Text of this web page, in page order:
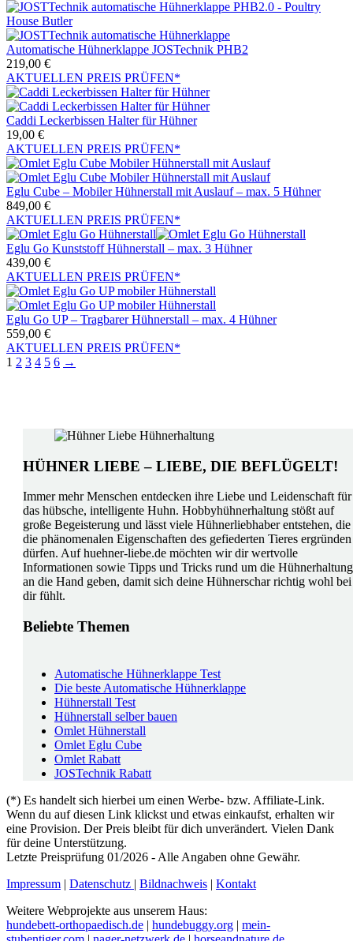
Automatische Hühnerklappe JOSTechnik PHB2
219,00 €
AKTUELLEN PREIS PRÜFEN*
Caddi Leckerbissen Halter für Hühner
19,00 €
AKTUELLEN PREIS PRÜFEN*
Eglu Cube – Mobiler Hühnerstall mit Auslauf – max. 5 Hühner
849,00 €
AKTUELLEN PREIS PRÜFEN*
Eglu Go Kunststoff Hühnerstall – max. 3 Hühner
439,00 €
AKTUELLEN PREIS PRÜFEN*
Eglu Go UP – Tragbarer Hühnerstall – max. 4 Hühner
559,00 €
AKTUELLEN PREIS PRÜFEN*
1 2 3 4 5 6 →
HÜHNER LIEBE – LIEBE, DIE BEFLÜGELT!
Immer mehr Menschen entdecken ihre Liebe und Leidenschaft für
das hübsche, intelligente Huhn. Hobbyhühnerhaltung stößt auf
große Begeisterung und lässt viele Hühnerliebhaber entstehen, die
die phänomenalen Eigenschaften des gefiederten Tieres ergründen
dürfen. Auf huehner-liebe.de möchten wir dir wertvolle
Informationen sowie Tipps und Tricks rund um die Hühnerhaltung
an die Hand geben, damit sich deine Hühnerschar richtig wohl bei
dir fühlt.
Beliebte Themen
Automatische Hühnerklappe Test
Die beste Automatische Hühnerklappe
Hühnerstall Test
Hühnerstall selber bauen
Omlet Hühnerstall
Omlet Eglu Cube
Omlet Rabatt
JOSTechnik Rabatt
(*) Es handelt sich hierbei um einen Werbe- bzw. Affiliate-Link.
Wenn du auf diesen Link klickst und etwas einkaufst, erhalten wir
eine Provision. Der Preis bleibt für dich unverändert. Vielen Dank
für deine Unterstützung.
Letzte Preisprüfung 01/2026 - Alle Angaben ohne Gewähr.
Impressum | Datenschutz | Bildnachweis | Kontakt
Weitere Webprojekte aus unserem Haus:
hundebett-orthopaedisch.de | hundebuggy.org | mein-